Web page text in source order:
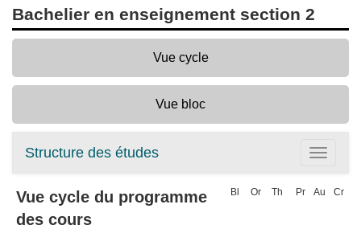
Bachelier en enseignement section 2
Vue cycle
Vue bloc
Toggle
Structure des études
Vue cycle du programme
des cours
Bl Or Th Pr Au Cr